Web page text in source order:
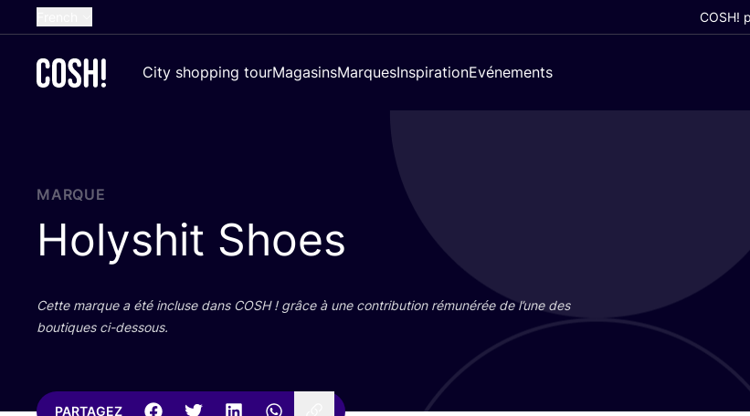
Dutch
Croatian
COSH!
City shopping tourMagasinsMarquesInspirationEvénements
MARQUE
Holyshit Shoes
Cette marque a été incluse dans COSH! grâce à une contri­bu­tion rému­né­rée de l’une des
bou­tiques ci-dessous.
PARTAGEZ